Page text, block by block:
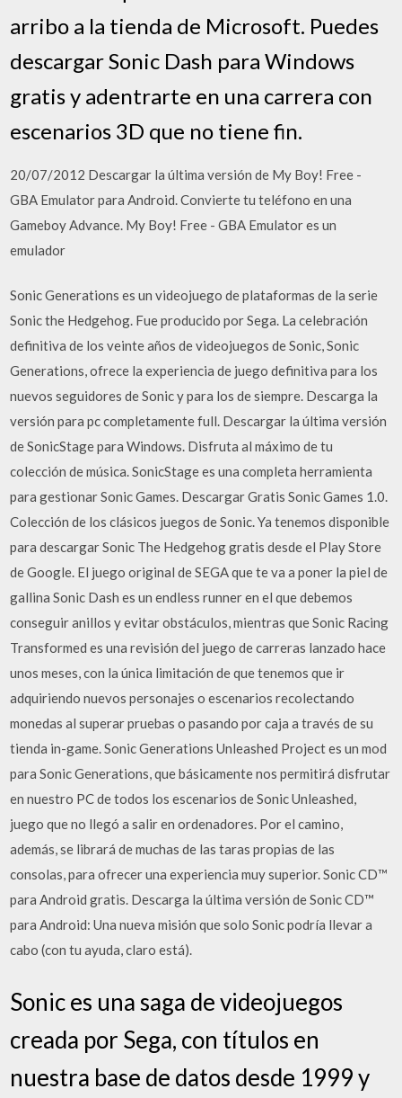
arribo a la tienda de Microsoft. Puedes
descargar Sonic Dash para Windows
gratis y adentrarte en una carrera con
escenarios 3D que no tiene fin.
20/07/2012 Descargar la última versión de My Boy! Free -
GBA Emulator para Android. Convierte tu teléfono en una
Gameboy Advance. My Boy! Free - GBA Emulator es un
emulador
Sonic Generations es un videojuego de plataformas de la serie
Sonic the Hedgehog. Fue producido por Sega. La celebración
definitiva de los veinte años de videojuegos de Sonic, Sonic
Generations, ofrece la experiencia de juego definitiva para los
nuevos seguidores de Sonic y para los de siempre. Descarga la
versión para pc completamente full. Descargar la última versión
de SonicStage para Windows. Disfruta al máximo de tu
colección de música. SonicStage es una completa herramienta
para gestionar Sonic Games. Descargar Gratis Sonic Games 1.0.
Colección de los clásicos juegos de Sonic. Ya tenemos disponible
para descargar Sonic The Hedgehog gratis desde el Play Store
de Google. El juego original de SEGA que te va a poner la piel de
gallina Sonic Dash es un endless runner en el que debemos
conseguir anillos y evitar obstáculos, mientras que Sonic Racing
Transformed es una revisión del juego de carreras lanzado hace
unos meses, con la única limitación de que tenemos que ir
adquiriendo nuevos personajes o escenarios recolectando
monedas al superar pruebas o pasando por caja a través de su
tienda in-game. Sonic Generations Unleashed Project es un mod
para Sonic Generations, que básicamente nos permitirá disfrutar
en nuestro PC de todos los escenarios de Sonic Unleashed,
juego que no llegó a salir en ordenadores. Por el camino,
además, se librará de muchas de las taras propias de las
consolas, para ofrecer una experiencia muy superior. Sonic CD™
para Android gratis. Descarga la última versión de Sonic CD™
para Android: Una nueva misión que solo Sonic podría llevar a
cabo (con tu ayuda, claro está).
Sonic es una saga de videojuegos
creada por Sega, con títulos en
nuestra base de datos desde 1999 y